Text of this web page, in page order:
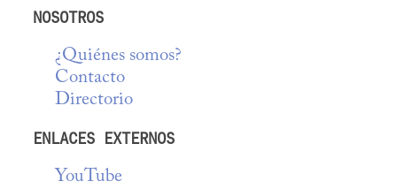
NOSOTROS
¿Quiénes somos?
Contacto
Directorio
ENLACES EXTERNOS
YouTube